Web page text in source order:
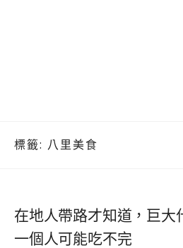
標籤: 八里美食
在地人帶路才知道，巨大
一個人可能吃不完